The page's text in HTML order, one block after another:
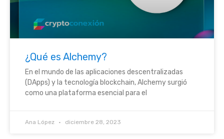
¿Qué es Alchemy?
En el mundo de las aplicaciones descentralizadas
(DApps) y la tecnología blockchain, Alchemy surgió
como una plataforma esencial para el
Ana López diciembre 28, 2023